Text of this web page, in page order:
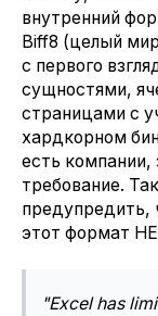
внутренний
Biff8 (целый
с первого
сущностями,
страницами с
хардкорном
есть компании,
требование.
предупредить,
этот формат
"Excel has